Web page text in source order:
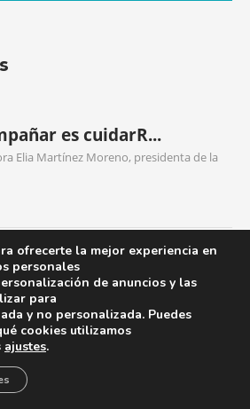
es cuidarR...
Elia Martínez Moreno, presidenta de la
edición del ‘Manua...
Española de Geriatría y Gerontología
ofrecerte la mejor experiencia en
personales
de anuncios y las
para
y no personalizada. Puedes
cookies utilizamos
ajustes.